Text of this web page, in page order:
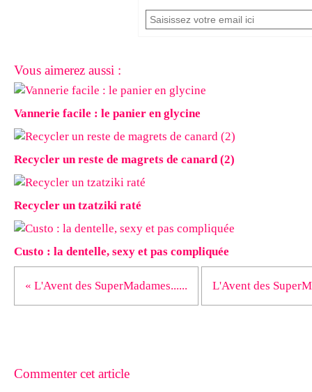
Vous aimerez aussi :
Vannerie facile : le panier en glycine
Recycler un reste de magrets de canard (2)
Recycler un tzatziki raté
Custo : la dentelle, sexy et pas compliquée
« L'Avent des SuperMadames...... L'Avent des
Commenter cet article